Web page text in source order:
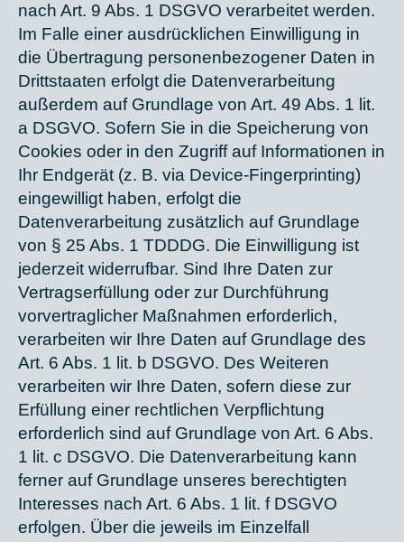
nach Art. 9 Abs. 1 DSGVO verarbeitet werden.
Im Falle einer ausdrücklichen Einwilligung in
die Übertragung personenbezogener Daten in
Drittstaaten erfolgt die Datenverarbeitung
außerdem auf Grundlage von Art. 49 Abs. 1 lit.
a DSGVO. Sofern Sie in die Speicherung von
Cookies oder in den Zugriff auf Informationen in
Ihr Endgerät (z. B. via Device-Fingerprinting)
eingewilligt haben, erfolgt die
Datenverarbeitung zusätzlich auf Grundlage
von § 25 Abs. 1 TDDDG. Die Einwilligung ist
jederzeit widerrufbar. Sind Ihre Daten zur
Vertragserfüllung oder zur Durchführung
vorvertraglicher Maßnahmen erforderlich,
verarbeiten wir Ihre Daten auf Grundlage des
Art. 6 Abs. 1 lit. b DSGVO. Des Weiteren
verarbeiten wir Ihre Daten, sofern diese zur
Erfüllung einer rechtlichen Verpflichtung
erforderlich sind auf Grundlage von Art. 6 Abs.
1 lit. c DSGVO. Die Datenverarbeitung kann
ferner auf Grundlage unseres berechtigten
Interesses nach Art. 6 Abs. 1 lit. f DSGVO
erfolgen. Über die jeweils im Einzelfall